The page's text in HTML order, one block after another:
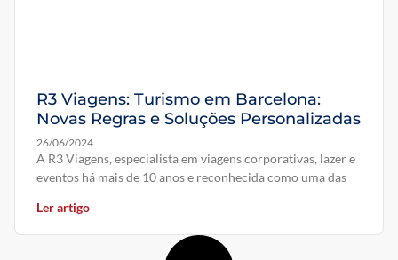
R3 Viagens: Turismo em Barcelona:
Novas Regras e Soluções Personalizadas
26/06/2024
A R3 Viagens, especialista em viagens corporativas, lazer e
eventos há mais de 10 anos e reconhecida como uma das
Ler artigo